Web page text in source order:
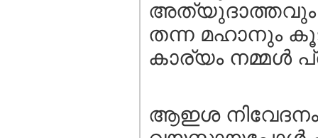
അത്യുദാത്തവും
തന്ന മഹാനും
കാര്യം നമ്മള്‍
ആഇശ